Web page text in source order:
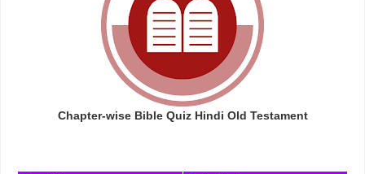
Chapter-wise Bible Quiz Hindi Old Testament